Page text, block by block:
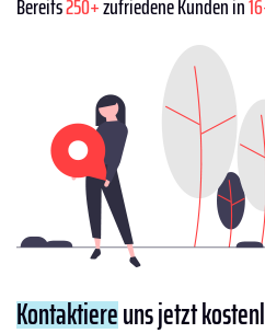
Kontaktiereuns jetzt